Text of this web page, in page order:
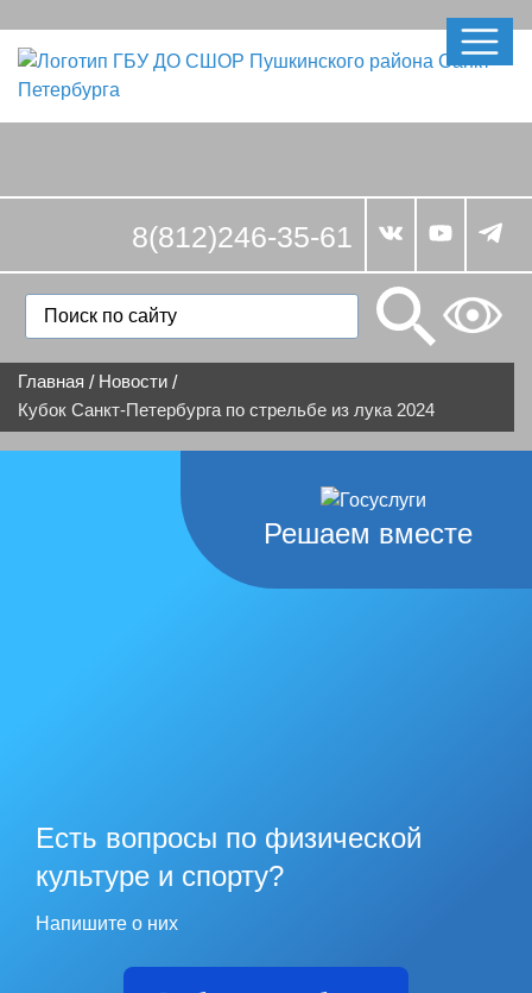
8(812)246-35-61
Главная / Новости /
Кубок Санкт-Петербурга по стрельбе из лука 2024
Решаем вместе
Есть вопросы по физической
культуре и спорту?
Напишите о них